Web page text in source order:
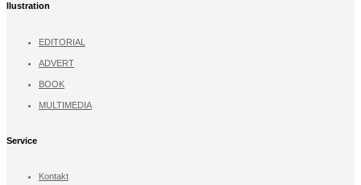
llustration
EDITORIAL
ADVERT
BOOK
MULTIMEDIA
Service
Kontakt